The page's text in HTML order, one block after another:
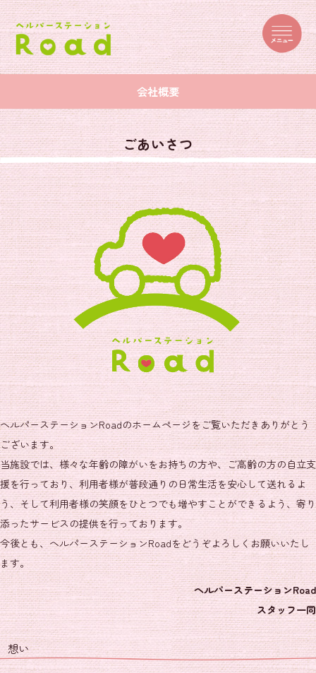
会社概要
ごあいさつ
ヘルパーステーションRoadのホームページをご覧いただきありがとう
ございます。
当施設では、様々な年齢の障がいをお持ちの方や、ご高齢の方の自立支
援を行っており、利用者様が普段通りの日常生活を安心して送れるよ
う、そして利用者様の笑顔をひとつでも増やすことができるよう、寄り
添ったサービスの提供を行っております。
今後とも、ヘルパーステーションRoadをどうぞよろしくお願いいたし
ます。
ヘルパーステーションRoad
スタッフ一同
想い